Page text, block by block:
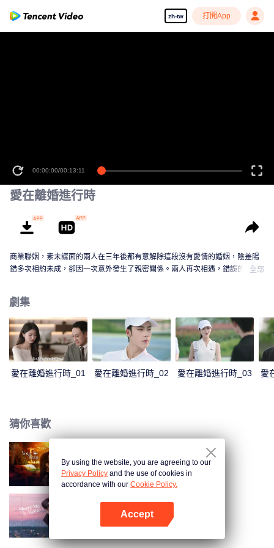
zh-tw 打開App
00:00:00/00:13:11
愛在離婚進行時
商業聯姻，素未謀面的兩人在三年後都有意解除這段沒有愛情的婚姻，陰差陽
錯多次相約未成，卻因一次意外發生了親密關係。兩人再次相遇，錯誤的情感
全部
劇集
愛在離婚進行時_01 愛在離婚進行時_02 愛在離婚進行時_03 愛
猜你喜歡
步步深陷
請再和我結婚吧
By using the website, you are agreeing to our
Privacy Policy and the use of cookies in
accordance with our Cookie Policy.
Accept